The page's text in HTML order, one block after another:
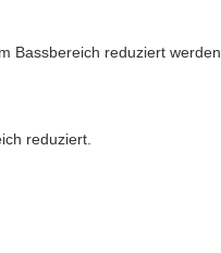
Bassbereich reduziert werden.
reduziert.